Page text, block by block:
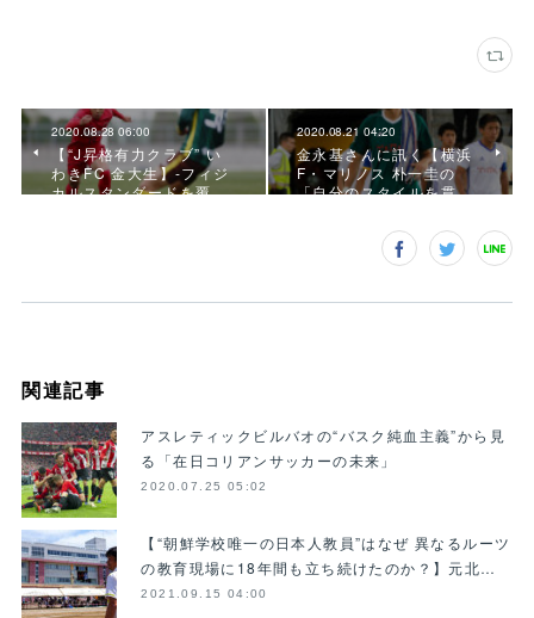
2020.08.28 06:00
【“J昇格有力クラブ” い
わきFC 金大生】-フィジ
カルスタンダードを覆…
2020.08.21 04:20
金永基さんに訊く【横浜
F・マリノス 朴一圭の
「自分のスタイルを貫…
関連記事
アスレティックビルバオの“バスク純血主義”から見
る「在日コリアンサッカーの未来」
2020.07.25 05:02
【“朝鮮学校唯一の日本人教員”はなぜ 異なるルーツ
の教育現場に18年間も立ち続けたのか？】元北…
2021.09.15 04:00